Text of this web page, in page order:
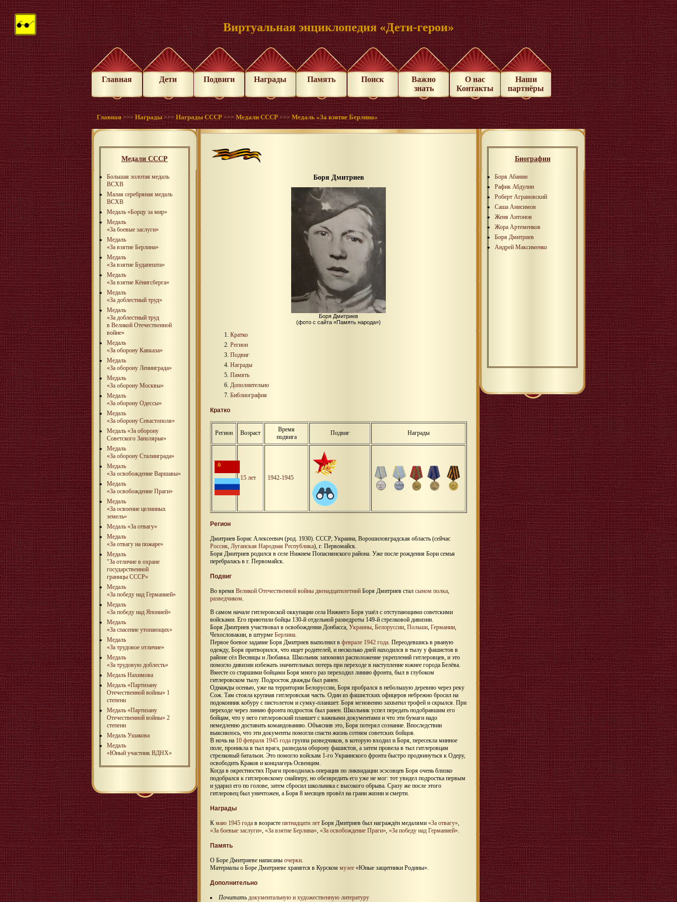
Виртуальная энциклопедия «Дети-герои»
Главная Дети Подвиги Награды Память Поиск
Важно
знать
О нас
Контакты
Наши
партнёры
Главная >>>Награды >>>Награды СССР >>>Медали СССР >>>Медаль «За взятие Берлина»
Медали СССР
Большая золотая медаль
ВСХВ
Малая серебряная медаль
ВСХВ
Медаль «Борцу за мир»
Медаль
«За боевые заслуги»
Медаль
«За взятие Берлина»
Медаль
«За взятие Будапешта»
Медаль
«За взятие Кёнигсберга»
Медаль
«За доблестный труд»
Медаль
«За доблестный труд
в Великой Отечественной
войне»
Медаль
«За оборону Кавказа»
Медаль
«За оборону Ленинграда»
Медаль
«За оборону Москвы»
Медаль
«За оборону Одессы»
Медаль
«За оборону Севастополя»
Медаль «За оборону
Советского Заполярья»
Медаль
«За оборону Сталинграда»
Медаль
«За освобождение Варшавы»
Медаль
«За освобождение Праги»
Медаль
«За освоение целинных
земель»
Медаль «За отвагу»
Медаль
«За отвагу на пожаре»
Медаль
"За отличие в охране
государственной
границы СССР»
Медаль
«За победу над Германией»
Медаль
«За победу над Японией»
Медаль
«За спасение утопающих»
Медаль
«За трудовое отличие»
Медаль
«За трудовую доблесть»
Медаль Нахимова
Медаль «Партизану
Отечественной войны» 1
степени
Медаль «Партизану
Отечественной войны» 2
степени
Медаль Ушакова
Медаль
«Юный участник ВДНХ»
Биографии
Боря Абанин
Рафик Абдулин
Роберт Аграновский
Саша Анисимов
Женя Антонов
Жора Артеменков
Боря Дмитриев
Андрей Максименко
Боря Дмитриев
Боря Дмитриев
(фото с сайта «Память народа»)
Кратко
Регион
Подвиг
Награды
Память
Дополнительно
Библиография
Кратко
Регион Возраст
Время
подвига
Подвиг Награды
15 лет 1942-1945
Регион
Дмитриев Борис Алексеевич (род. 1930). СССР, Украина, Ворошиловградская область (сейчас
Россия, Луганская Народная Республика), г. Первомайск.
Боря Дмитриев родился в селе Нижнем Попаснянского района. Уже после рождения Бори семья
перебралась в г. Первомайск.
Подвиг
Во время Великой Отечественной войны двенадцатилетний Боря Дмитриев стал сыном полка,
разведчиком.
В самом начале гитлеровской оккупации села Нижнего Боря ушёл с отступающими советскими
войсками. Его приютили бойцы 130-й отдельной разведроты 149-й стрелковой дивизии.
Боря Дмитриев участвовал в освобождении Донбасса, Украины, Белоруссии, Польши, Германии,
Чехословакии, в штурме Берлина.
Первое боевое задание Боря Дмитриев выполнил в феврале 1942 года. Переодевшись в рваную
одежду, Боря притворился, что ищет родителей, и несколько дней находился в тылу у фашистов в
районе сёл Весницы и Любавка. Школьник запомнил расположение укреплений гитлеровцев, и это
помогло дивизии избежать значительных потерь при переходе в наступление южнее города Белёва.
Вместе со старшими бойцами Боря много раз переходил линию фронта, был в глубоком
гитлеровском тылу. Подросток дважды был ранен.
Однажды осенью, уже на территории Белоруссии, Боря пробрался в небольшую деревню через реку
Сож. Там стояла крупная гитлеровская часть. Один из фашистских офицеров небрежно бросил на
подоконник кобуру с пистолетом и сумку-планшет. Боря мгновенно захватил трофей и скрылся. При
переходе через линию фронта подросток был ранен. Школьник успел передать подобравшим его
бойцам, что у него гитлеровский планшет с важными документами и что эти бумаги надо
немедленно доставить командованию. Объяснив это, Боря потерял сознание. Впоследствии
выяснилось, что эти документы помогли спасти жизнь сотням советских бойцов.
В ночь на 10 февраля 1945 года группа разведчиков, в которую входил и Боря, пересекла минное
поле, проникла в тыл врага, разведала оборону фашистов, а затем провела в тыл гитлеровцам
стрелковый батальон. Это помогло войскам 1-го Украинского фронта быстро продвинуться к Одеру,
освободить Краков и концлагерь Освенцим.
Когда в окрестностях Праги проводилась операция по ликвидации эсэсовцев Боря очень близко
подобрался к гитлеровскому снайперу, но обезвредить его уже не мог: тот увидел подростка первым
и ударил его по голове, затем сбросил школьника с высокого обрыва. Сразу же после этого
гитлеровец был уничтожен, а Боря 8 месяцев провёл на грани жизни и смерти.
Награды
К маю 1945 года в возрасте пятнадцати лет Боря Дмитриев был награждён медалями «За отвагу»,
«За боевые заслуги», «За взятие Берлина», «За освобождение Праги», «За победу над Германией».
Память
О Боре Дмитриеве написаны очерки.
Материалы о Боре Дмитриеве хранятся в Курском музее «Юные защитники Родины».
Дополнительно
Почитать документальную и художественную литературу